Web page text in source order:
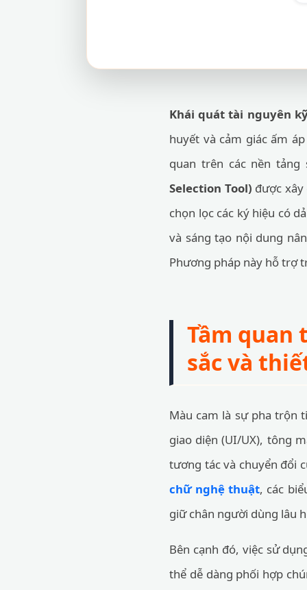
Khái quát tài nguyên
huyết và cảm giác ấm
quan trên các nền
Selection Tool) được
chọn lọc các ký hiệu có
và sáng tạo nội dung
Phương pháp này hỗ trợ
Tầm quan
sắc và
Màu cam là sự pha trộn
giao diện (UI/UX), tông
tương tác và chuyển đổi
chữ nghệ thuật, các
giữ chân người dùng lâu
Bên cạnh đó, việc sử
thể dễ dàng phối hợp